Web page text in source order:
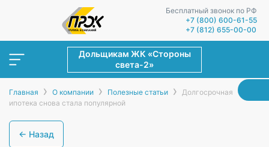
Бесплатный звонок по РФ
+7 (800) 600-61-55
+7 (812) 655-00-00
Дольщикам ЖК «Стороны
света-2»
Главная › О компании › Полезные статьи › Долгосрочная
ипотека снова стала популярной
← Назад